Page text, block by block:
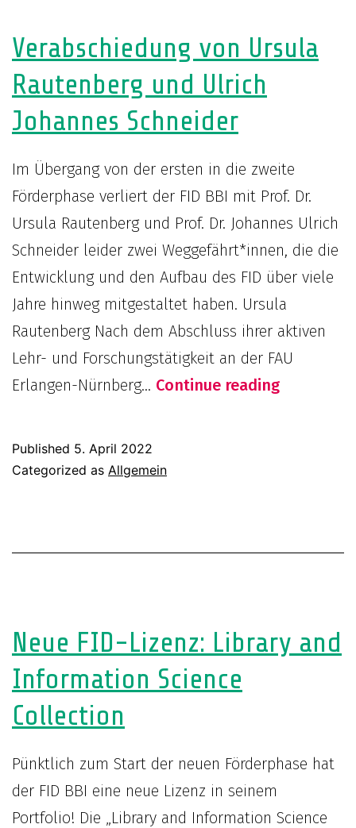
Verabschiedung von Ursula
Rautenberg und Ulrich
Johannes Schneider
Im Übergang von der ersten in die zweite
Förderphase verliert der FID BBI mit Prof. Dr.
Ursula Rautenberg und Prof. Dr. Johannes Ulrich
Schneider leider zwei Weggefährt*innen, die die
Entwicklung und den Aufbau des FID über viele
Jahre hinweg mitgestaltet haben. Ursula
Rautenberg Nach dem Abschluss ihrer aktiven
Lehr- und Forschungstätigkeit an der FAU
Erlangen-Nürnberg… Continue reading
Published 5. April 2022
Categorized as Allgemein
Neue FID-Lizenz: Library and
Information Science
Collection
Pünktlich zum Start der neuen Förderphase hat
der FID BBI eine neue Lizenz in seinem
Portfolio! Die „Library and Information Science